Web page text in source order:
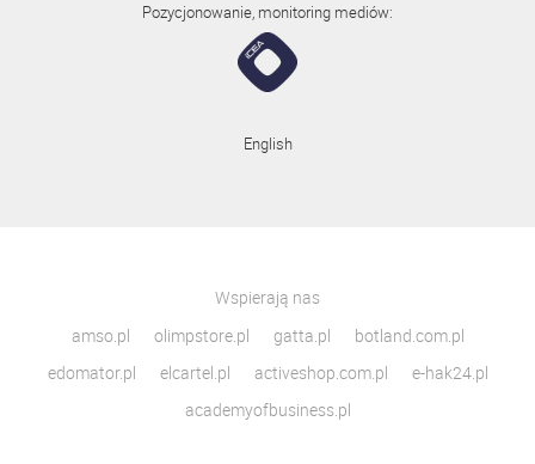
Pozycjonowanie, monitoring mediów:
English
Wspierają nas
amso.pl
olimpstore.pl gatta.pl
botland.com.pl
edomator.pl
elcartel.pl activeshop.com.pl
e-hak24.pl
academyofbusiness.pl